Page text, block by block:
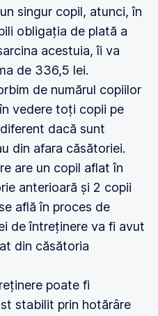
singur copil, atunci, în
obligația de plată a
acestuia, îi va
de 336,5 lei.
de numărul copiilor
vedere toți copii pe
dacă sunt
din afara căsătoriei.
are un copil aflat în
anterioară și 2 copii
află în proces de
de întreținere va fi avut
din căsătoria
poate fi
stabilit prin hotărâre